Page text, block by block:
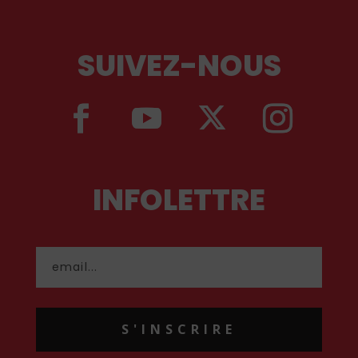
SUIVEZ-NOUS
INFOLETTRE
S'INSCRIRE